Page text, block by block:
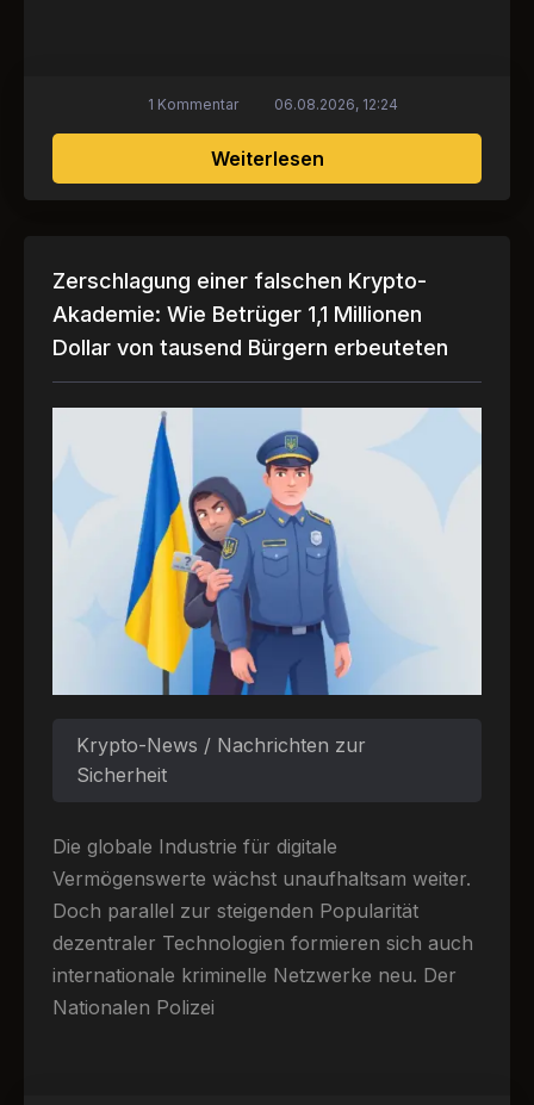
Weiterlesenüber
1 Kommentar 06.08.2026, 12:24
Zerschlagung einer falschen Krypto-
Akademie: Wie Betrüger 1,1 Millionen
Dollar von tausend Bürgern erbeuteten
Krypto-News / Nachrichten zur
Sicherheit
Die globale Industrie für digitale
Vermögenswerte wächst unaufhaltsam weiter.
Doch parallel zur steigenden Popularität
dezentraler Technologien formieren sich auch
internationale kriminelle Netzwerke neu. Der
Nationalen Polizei